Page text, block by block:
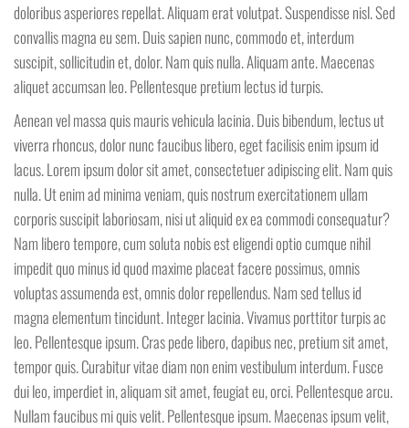
doloribus asperiores repellat. Aliquam erat volutpat. Suspendisse nisl. Sed
convallis magna eu sem. Duis sapien nunc, commodo et, interdum
suscipit, sollicitudin et, dolor. Nam quis nulla. Aliquam ante. Maecenas
aliquet accumsan leo. Pellentesque pretium lectus id turpis.
Aenean vel massa quis mauris vehicula lacinia. Duis bibendum, lectus ut
viverra rhoncus, dolor nunc faucibus libero, eget facilisis enim ipsum id
lacus. Lorem ipsum dolor sit amet, consectetuer adipiscing elit. Nam quis
nulla. Ut enim ad minima veniam, quis nostrum exercitationem ullam
corporis suscipit laboriosam, nisi ut aliquid ex ea commodi consequatur?
Nam libero tempore, cum soluta nobis est eligendi optio cumque nihil
impedit quo minus id quod maxime placeat facere possimus, omnis
voluptas assumenda est, omnis dolor repellendus. Nam sed tellus id
magna elementum tincidunt. Integer lacinia. Vivamus porttitor turpis ac
leo. Pellentesque ipsum. Cras pede libero, dapibus nec, pretium sit amet,
tempor quis. Curabitur vitae diam non enim vestibulum interdum. Fusce
dui leo, imperdiet in, aliquam sit amet, feugiat eu, orci. Pellentesque arcu.
Nullam faucibus mi quis velit. Pellentesque ipsum. Maecenas ipsum velit,